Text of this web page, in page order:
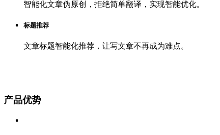
智能化文章伪原创，拒绝简单翻译，实现智能优化。
标题推荐
文章标题智能化推荐，让写文章不再成为难点。
产品优势